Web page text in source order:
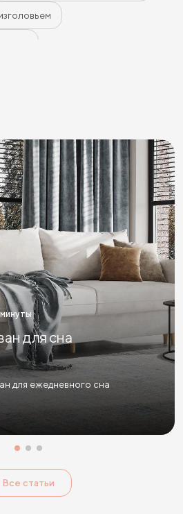
Кровати мятного цвета
Кровати горчичного цвета
стиле Кровати в стиле лофт
стиле
стиле Кровати без изголовья
Кровати светлых цветов
для сна
для ежедневного сна
Все статьи